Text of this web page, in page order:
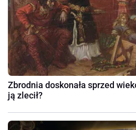
Zbrodnia doskonała sprzed
ją zlecił?